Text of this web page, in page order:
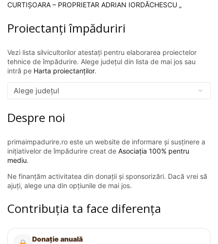
CURTIȘOARA – PROPRIETAR ADRIAN IORDĂCHESCU „
Proiectanți împăduriri
Vezi lista silvicultorilor atestați pentru elaborarea proiectelor
tehnice de împădurire. Alege județul din lista de mai jos sau
intră pe Harta proiectanților.
Despre noi
primaimpadurire.ro este un website de informare și susținere a
inițiativelor de împădurire creat de Asociația 100% pentru
mediu.
Ne finanțăm activitatea din donații și sponsorizări. Dacă vrei să
ajuți, alege una din opțiunile de mai jos.
Contribuția ta face diferența
Donație anuală